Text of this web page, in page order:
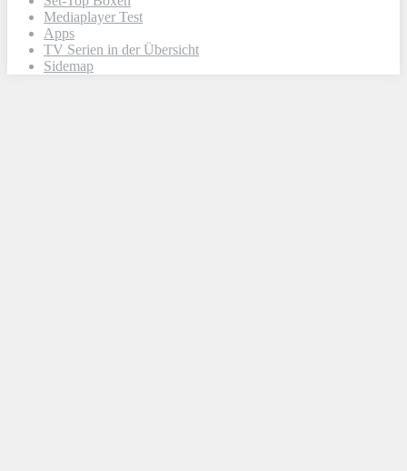
Mediaplayer Test
Apps
TV Serien in der Übersicht
Sidemap